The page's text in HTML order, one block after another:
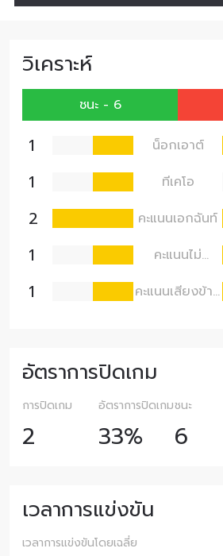
วิเคราะห์
ชนะ - 6
1 น็อกเอาต์
1
ทีเคโอ
2
คะแนนเอกฉันท์
1
คะแนนไม่
1
คะแนนเสียงข้าง
อัตราการปิดเกม
การปิดเกม
2
อัตราการปิดเกม
33%
ชนะ
6
เวลาการแข่งขัน
เวลาการแข่งขันโดยเฉลี่ย